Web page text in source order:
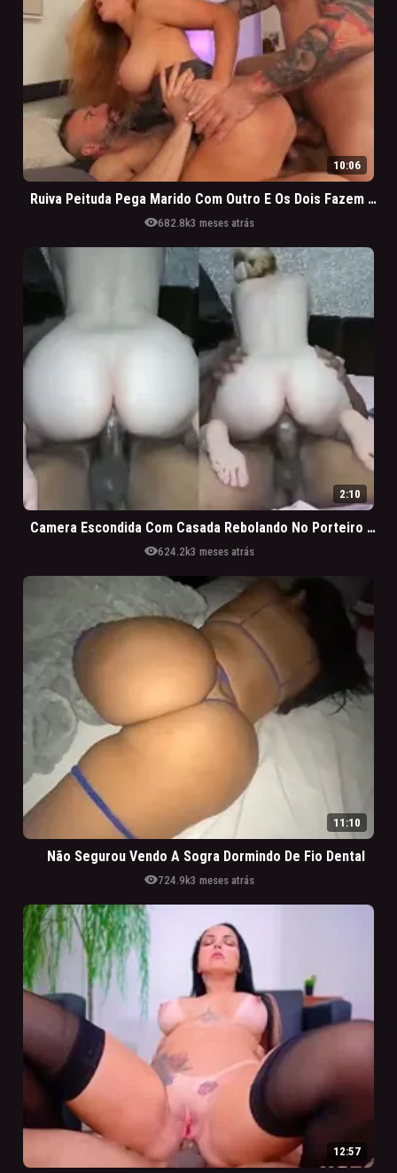
10:06
Ruiva Peituda Pega Marido Com Outro E Os Dois Fazem DP Na Safada Pra Ela Não Pedir Divorcio
visibility682.8k3 meses atrás
2:10
Camera Escondida Com Casada Rebolando No Porteiro Do Prédio
visibility624.2k3 meses atrás
11:10
Não Segurou Vendo A Sogra Dormindo De Fio Dental
visibility724.9k3 meses atrás
12:57